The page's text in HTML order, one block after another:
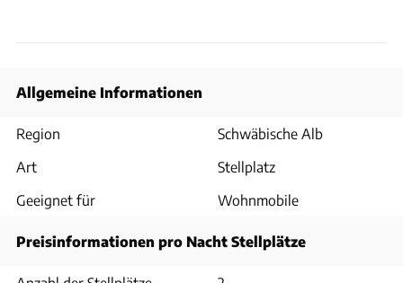
Allgemeine Informationen
Region
Schwäbische Alb
Art
Stellplatz
Geeignet für
Wohnmobile
Preisinformationen pro Nacht Stellplätze